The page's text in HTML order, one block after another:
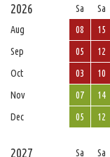
2026
Sa Sa
Aug
08 15
Sep
05 12
Oct
03 10
Nov
07 14
Dec
05 12
2027 Sa Sa